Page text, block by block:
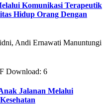
Komunikasi Terapeutik
Hidup Orang Dengan
Andi Ernawati Manuntungi
Download: 6
Jalanan Melalui